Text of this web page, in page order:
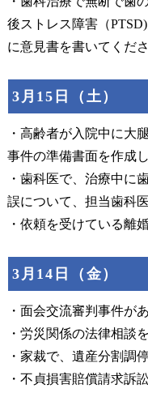
後ストレス障害（
に意見書を書いてくだ
3月15日（土）
・高齢者が入院中に大
事件の準備書面を作成し
・歯科医で、治療中に
誤について、担当歯科
・依頼を受けている離
3月14日（金）
・面会交流審判事件が
・労災関係の法律相談
・家裁で、遺産分割調
・不貞損害賠償請求訴